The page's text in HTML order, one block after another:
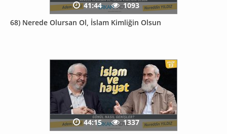
68) Nerede Olursan Ol, İslam Kimliğin Olsun
41:44 1093
44:15 1337